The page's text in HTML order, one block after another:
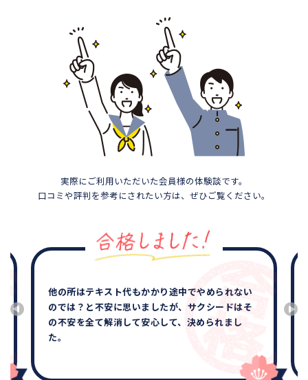
実際にご利用いただいた会員様の体験談です。
口コミや評判を参考にされたい方は、ぜひご覧ください。
他の所はテキスト代もかかり途中でやめられない
のでは？と不安に思いましたが、サクシードはそ
の不安を全て解消して安心して、決められまし
た。